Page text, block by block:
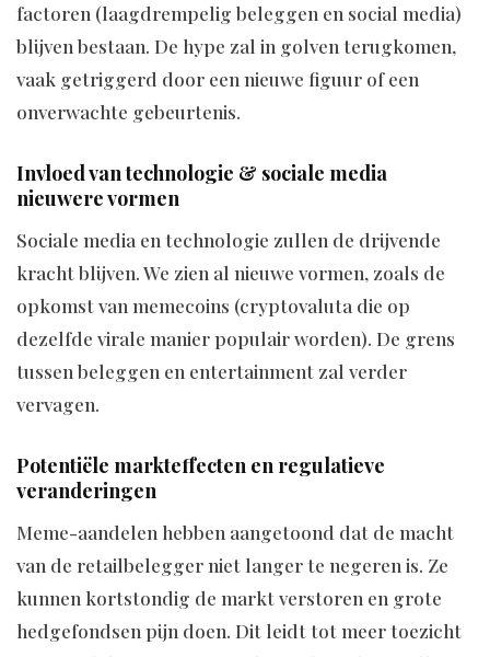
factoren (laagdrempelig beleggen en social media)
blijven bestaan. De hype zal in golven terugkomen,
vaak getriggerd door een nieuwe figuur of een
onverwachte gebeurtenis.
Invloed van technologie & sociale media
nieuwere vormen
Sociale media en technologie zullen de drijvende
kracht blijven. We zien al nieuwe vormen, zoals de
opkomst van memecoins (cryptovaluta die op
dezelfde virale manier populair worden). De grens
tussen beleggen en entertainment zal verder
vervagen.
Potentiële markteffecten en regulatieve
veranderingen
Meme-aandelen hebben aangetoond dat de macht
van de retailbelegger niet langer te negeren is. Ze
kunnen kortstondig de markt verstoren en grote
hedgefondsen pijn doen. Dit leidt tot meer toezicht